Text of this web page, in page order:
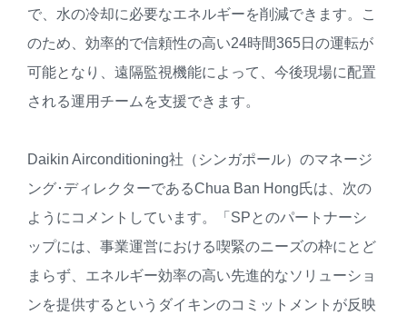
で、水の冷却に必要なエネルギーを削減できます。こ
のため、効率的で信頼性の高い24時間365日の運転が
可能となり、遠隔監視機能によって、今後現場に配置
される運用チームを支援できます。
Daikin Airconditioning社（シンガポール）のマネージ
ング･ディレクターであるChua Ban Hong氏は、次の
ようにコメントしています。「SPとのパートナーシ
ップには、事業運営における喫緊のニーズの枠にとど
まらず、エネルギー効率の高い先進的なソリューショ
ンを提供するというダイキンのコミットメントが反映